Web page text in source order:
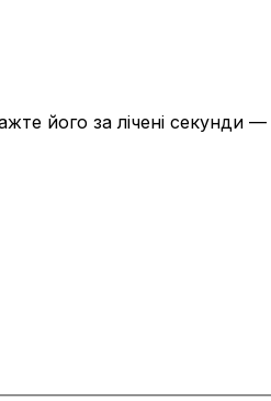
його за лічені секунди